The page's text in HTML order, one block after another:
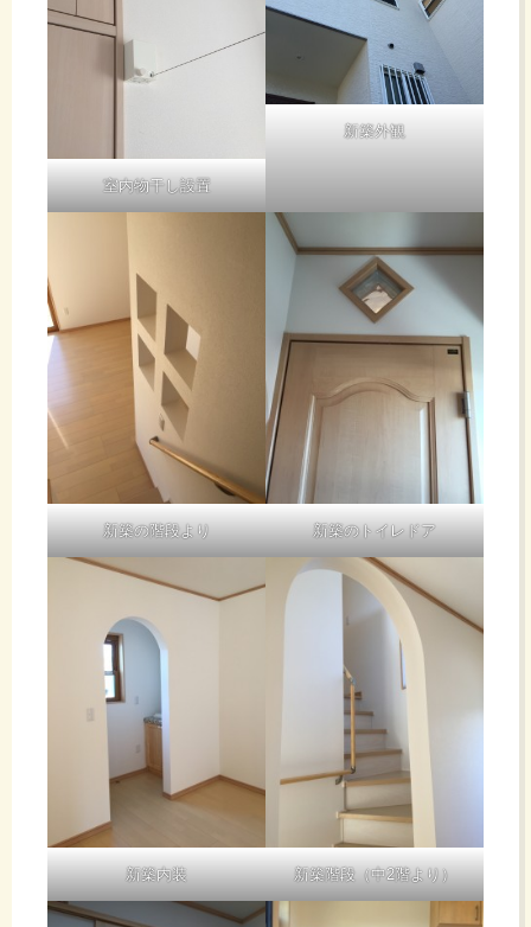
室内物干し設置
新築外観
新築の階段より 新築のトイレドア
新築内装 新築階段（中2階より）